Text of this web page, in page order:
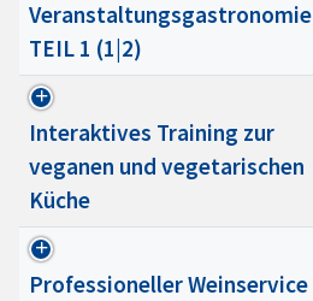
Veranstaltungsgastronomie
TEIL 1 (1|2)
Interaktives Training zur
veganen und vegetarischen
Küche
Professioneller Weinservice